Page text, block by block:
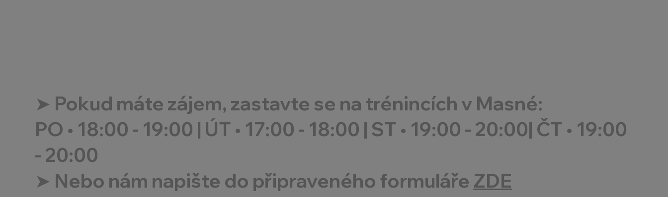
➤ Pokud máte zájem, zastavte se na trénincích v Masné:
PO • 18:00 - 19:00 | ÚT • 17:00 - 18:00 | ST • 19:00 - 20:00| ČT • 19:00
- 20:00
➤ Nebo nám napište do připraveného formuláře ZDE